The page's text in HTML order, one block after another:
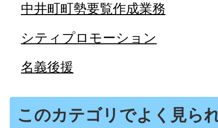
中井町町勢要覧作成業務
シティプロモーション
名義後援
このカテゴリでよく見ら